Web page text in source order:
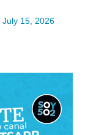
July 15, 2026